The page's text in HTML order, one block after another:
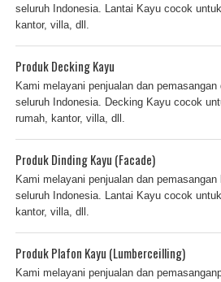
seluruh Indonesia. Lantai Kayu cocok
kantor, villa, dll.
Produk Decking Kayu
Kami melayani penjualan dan
seluruh Indonesia. Decking Kayu cocok
rumah, kantor, villa, dll.
Produk Dinding Kayu (Facade)
Kami melayani penjualan dan
seluruh Indonesia. Lantai Kayu cocok
kantor, villa, dll.
Produk Plafon Kayu (Lumberceilling)
Kami melayani penjualan dan